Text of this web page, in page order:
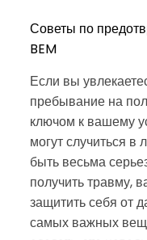
Советы по
BEM
Если вы
пребывание на
ключом к вашему
могут случиться
быть весьма
получить травму,
защитить себя от
самых важных